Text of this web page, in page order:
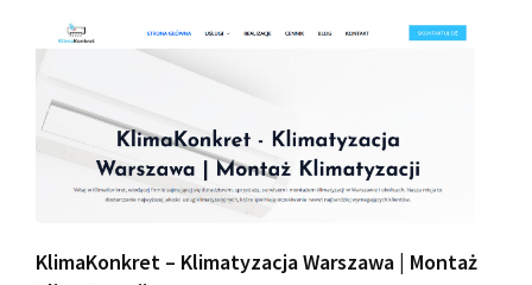
KlimaKonkret – Klimatyzacja Warszawa | Montaż